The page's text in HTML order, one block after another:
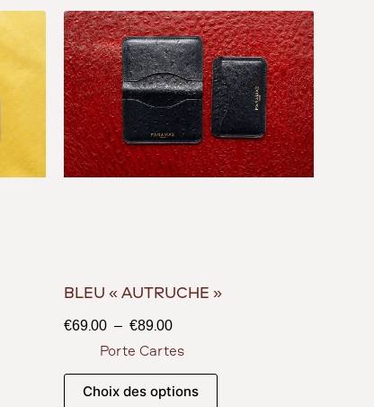
BLEU « AUTRUCHE »
€69.00 – €89.00
Porte Cartes
Choix des options